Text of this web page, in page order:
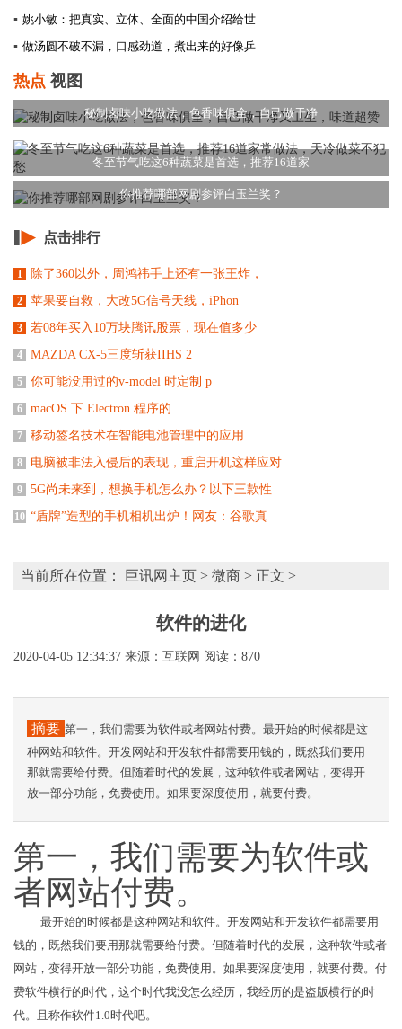
▪ 姚小敏：把真实、立体、全面的中国介绍给世
▪ 做汤圆不破不漏，口感劲道，煮出来的好像乒
热点 视图
秘制卤味小吃做法，色香味俱全，自己做干净
冬至节气吃这6种蔬菜是首选，推荐16道家
你推荐哪部网剧参评白玉兰奖？
点击排行
1 除了360以外，周鸿祎手上还有一张王炸，
2 苹果要自救，大改5G信号天线，iPhon
3 若08年买入10万块腾讯股票，现在值多少
4 MAZDA CX-5三度斩获IIHS 2
5 你可能没用过的v-model 时定制 p
6 macOS 下 Electron 程序的
7 移动签名技术在智能电池管理中的应用
8 电脑被非法入侵后的表现，重启开机这样应对
9 5G尚未来到，想换手机怎么办？以下三款性
10 “盾牌”造型的手机相机出炉！网友：谷歌真
当前所在位置： 巨讯网主页 > 微商 > 正文 >
软件的进化
2020-04-05 12:34:37 来源：互联网 阅读：870
摘要 第一，我们需要为软件或者网站付费。最开始的时候都是这
种网站和软件。开发网站和开发软件都需要用钱的，既然我们要用
那就需要给付费。但随着时代的发展，这种软件或者网站，变得开
放一部分功能，免费使用。如果要深度使用，就要付费。
第一，我们需要为软件或
者网站付费。
最开始的时候都是这种网站和软件。开发网站和开发软件都需要用
钱的，既然我们要用那就需要给付费。但随着时代的发展，这种软件或者
网站，变得开放一部分功能，免费使用。如果要深度使用，就要付费。付
费软件横行的时代，这个时代我没怎么经历，我经历的是盗版横行的时
代。且称作软件1.0时代吧。